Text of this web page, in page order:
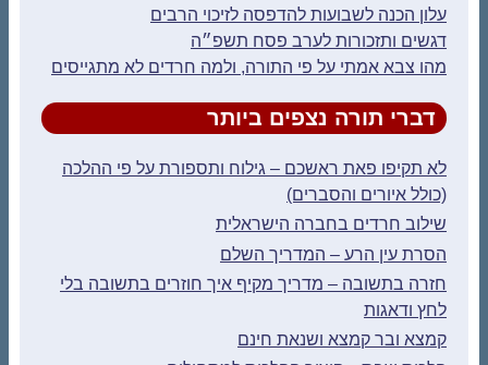
עלון הכנה לשבועות להדפסה לזיכוי הרבים
דגשים ותזכורות לערב פסח תשפ״ה
מהו צבא אמתי על פי התורה, ולמה חרדים לא מתגייסים
דברי תורה נצפים ביותר
לא תקיפו פאת ראשכם – גילוח ותספורת על פי ההלכה
(כולל איורים והסברים)
שילוב חרדים בחברה הישראלית
הסרת עין הרע – המדריך השלם
חזרה בתשובה – מדריך מקיף איך חוזרים בתשובה בלי
לחץ ודאגות
קמצא ובר קמצא ושנאת חינם